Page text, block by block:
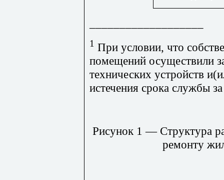
1 При условии, что
помещений осуществили
технических устройств
истечения срока службы
Рисунок 1 — Структура
ремонту